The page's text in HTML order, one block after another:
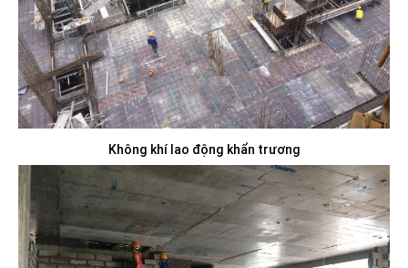
Không khí lao động khẩn trương